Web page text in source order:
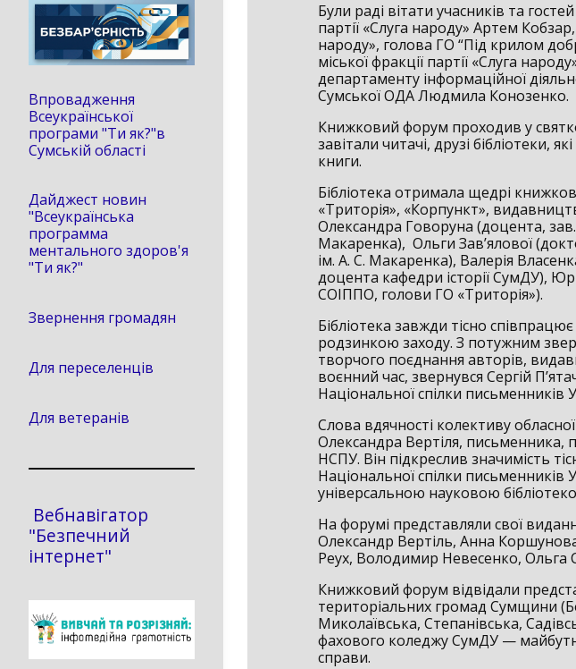
Були раді вітати учасників та
партії «Слуга народу» Артем
народу», голова ГО “Під крилом
міської фракції партії «Слуга
департаменту інформаційної
Сумської ОДА Людмила Конозенко.
Книжковий форум проходив у
завітали читачі, друзі бібліотеки,
книги.
Бібліотека отримала щедрі
«Триторія», «Корпункт»,
Олександра Говоруна (доцента,
Макаренка), Ольги Зав’ялової
ім. А. С. Макаренка), Валерія
доцента кафедри історії СумДУ),
СОІППО, голови ГО «Триторія»).
Бібліотека завжди тісно
родзинкою заходу. З потужним
творчого поєднання авторів,
воєнний час, звернувся Сергій
Національної спілки письменників
Слова вдячності колективу
Олександра Вертіля, письменника,
НСПУ. Він підкреслив значимість
Національної спілки
універсальною науковою
На форумі представляли свої
Олександр Вертіль, Анна
Реух, Володимир Невесенко, Ольга
Книжковий форум відвідали
територіальних громад Сумщини
Миколаївська, Степанівська,
фахового коледжу СумДУ —
справи.
Впровадження
Всеукраїнської
програми "Ти як?"в
Сумській області
Дайджест новин
"Всеукраїнська
программа
ментального здоров'я
"Ти як?"
Звернення громадян
Для переселенців
Для ветеранів
Вебнавігатор
"Безпечний
інтернет"